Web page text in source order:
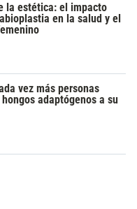
la estética: el impacto
en la salud y el
vez más personas
adaptógenos a su